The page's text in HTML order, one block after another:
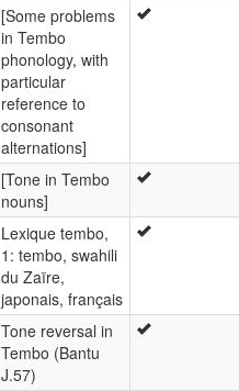
[Some problems
in Tembo
phonology, with
particular
reference to
consonant
alternations]
[Tone in Tembo
nouns]
Lexique tembo,
1: tembo, swahili
du Zaïre,
japonais, français
Tone reversal in
Tembo (Bantu
J.57)